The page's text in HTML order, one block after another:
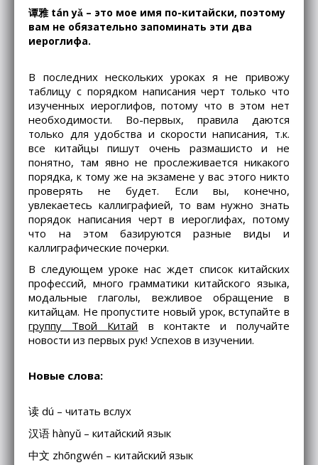
谭雅 tán yǎ – это мое имя по-китайски, поэтому
вам не обязательно запоминать эти два
иероглифа.
В последних нескольких уроках я не привожу
таблицу с порядком написания черт только что
изученных иероглифов, потому что в этом нет
необходимости. Во-первых, правила даются
только для удобства и скорости написания, т.к.
все китайцы пишут очень размашисто и не
понятно, там явно не прослеживается никакого
порядка, к тому же на экзамене у вас этого никто
проверять не будет. Если вы, конечно,
увлекаетесь каллиграфией, то вам нужно знать
порядок написания черт в иероглифах, потому
что на этом базируются разные виды и
каллиграфические почерки.
В следующем уроке нас ждет список китайских
профессий, много грамматики китайского языка,
модальные глаголы, вежливое обращение в
китайцам. Не пропустите новый урок, вступайте в
группу Твой Китай
в контакте и получайте
новости из первых рук! Успехов в изучении.
Новые слова:
读 dú – читать вслух
汉语 hànyǔ – китайский язык
中文 zhōngwén – китайский язык